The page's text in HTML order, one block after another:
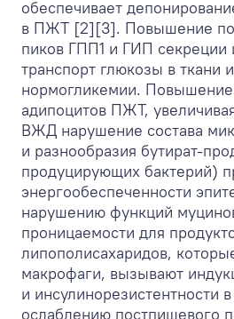
обеспечивает
в ПЖТ [2][3]. Повышение
пиков ГПП1 и ГИП секреции
транспорт глюкозы в ткани
нормогликемии. Повышение
адипоцитов ПЖТ,
ВЖД нарушение состава
и разнообразия бутират-
продуцирующих бактерий)
энергообеспеченности
нарушению функций
проницаемости для
липополисахаридов,
макрофаги, вызывают
и инсулинорезистентности
ослаблению постпищевого